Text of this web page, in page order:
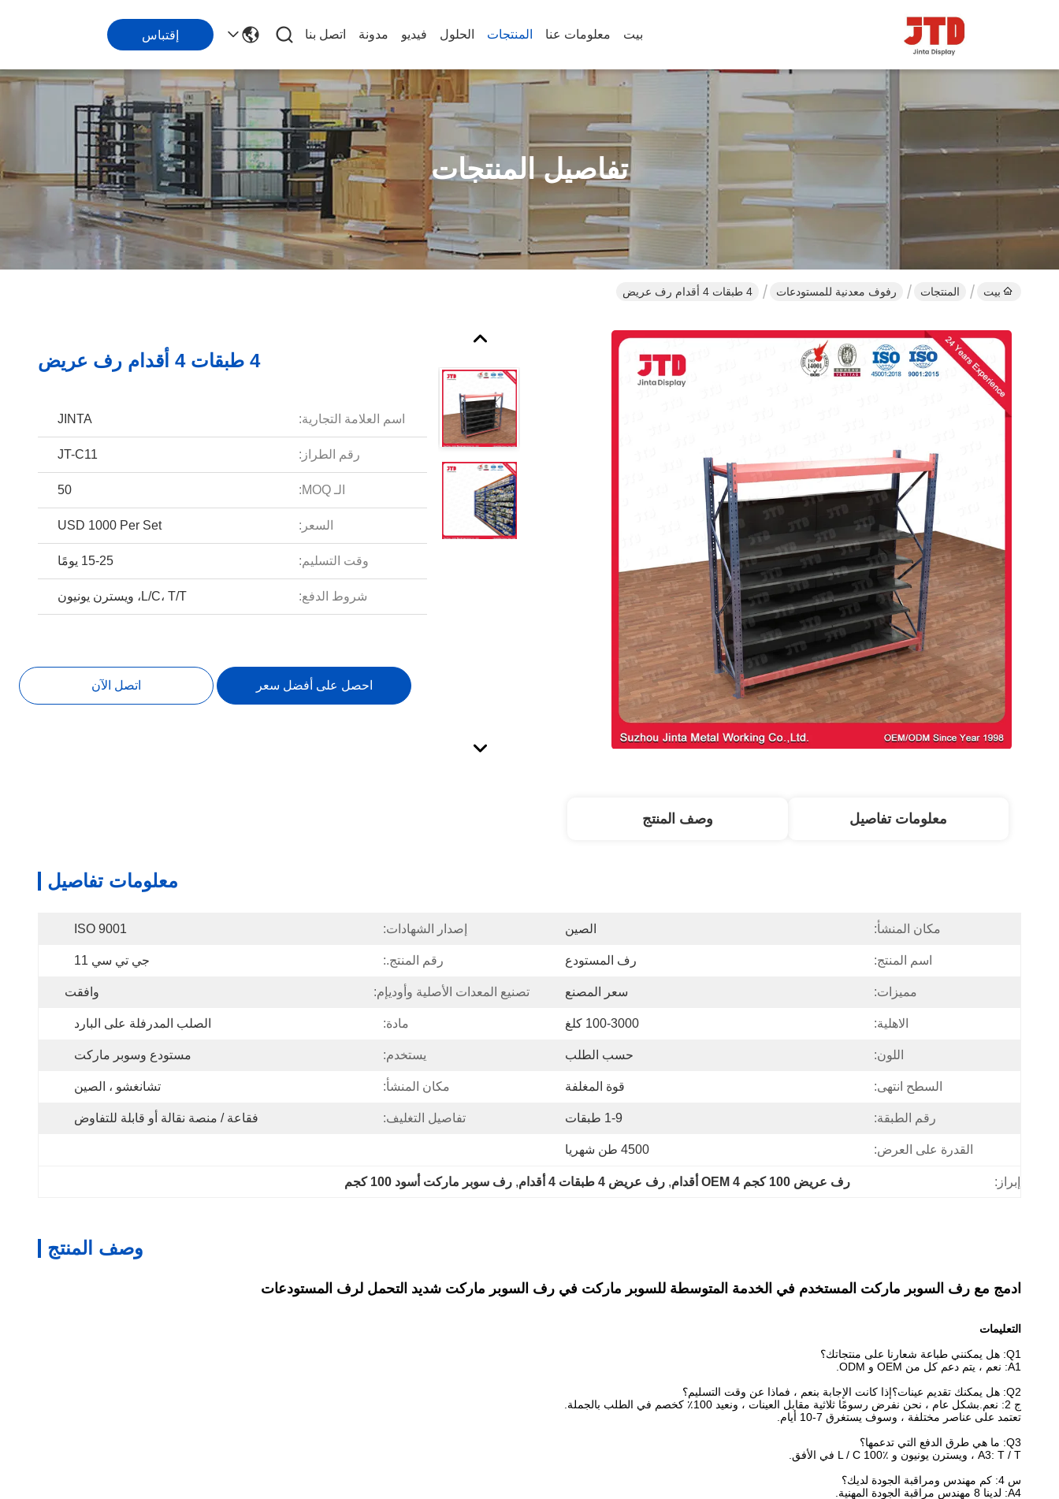
بيت معلومات عنا المنتجات الحلول فيديو مدونة اتصل بنا إقتباس
تفاصيل المنتجات
بيت المنتجات رفوف معدنية للمستودعات 4 طبقات 4 أقدام رف عريض
4 طبقات 4 أقدام رف عريض
اسم العلامة التجارية: JINTA
رقم الطراز: JT-C11
الـ MOQ: 50
السعر: USD 1000 Per Set
وقت التسليم: 15-25 يومًا
شروط الدفع: L/C، T/T، ويسترن يونيون
احصل على أفضل سعر اتصل الآن
معلومات تفاصيل وصف المنتج
معلومات تفاصيل
مكان المنشأ: الصين إصدار الشهادات: ISO 9001
اسم المنتج: رف المستودع رقم المنتج.: جي تي سي 11
مميزات: سعر المصنع تصنيع المعدات الأصلية وأوديإم: وافقت
الاهلية: 100-3000 كلغ مادة: الصلب المدرفلة على البارد
اللون: حسب الطلب يستخدم: مستودع وسوبر ماركت
السطح انتهى: قوة المغلفة مكان المنشأ: تشانغشو ، الصين
رقم الطبقة: 1-9 طبقات تفاصيل التغليف: فقاعة / منصة نقالة أو قابلة للتفاوض
القدرة على العرض: 4500 طن شهريا
إبراز: رف عريض 100 كجم OEM 4 أقدام , رف عريض 4 طبقات 4 أقدام , رف سوبر ماركت أسود 100 كجم
وصف المنتج
ادمج مع رف السوبر ماركت المستخدم في الخدمة المتوسطة للسوبر ماركت في رف السوبر ماركت شديد التحمل لرف المستودعات
التعليمات
Q1: هل يمكنني طباعة شعارنا على منتجاتك؟
A1: نعم ، يتم دعم كل من OEM و ODM.
Q2: هل يمكنك تقديم عينات؟إذا كانت الإجابة بنعم ، فماذا عن وقت التسليم؟
ج 2: نعم.بشكل عام ، نحن نفرض رسومًا ثلاثية مقابل العينات ، ونعيد 100٪ كخصم في الطلب بالجملة.
تعتمد على عناصر مختلفة ، وسوف يستغرق 7-10 أيام.
Q3: ما هي طرق الدفع التي تدعمها؟
A3: T / T ، ويسترن يونيون و L / C 100٪ في الأفق.
س 4: كم مهندس ومراقبة الجودة لديك؟
A4: لدينا 8 مهندس مراقبة الجودة المهنية.